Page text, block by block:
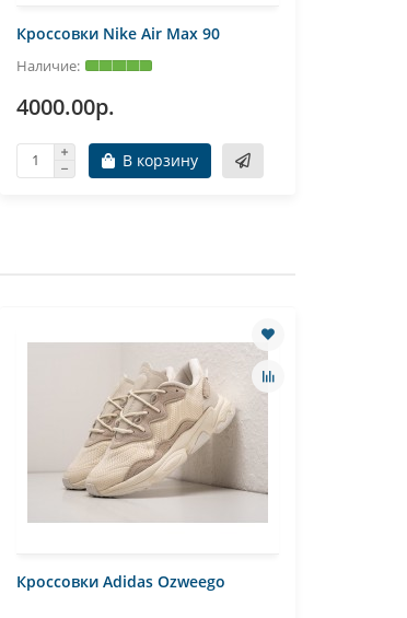
Кроссовки Nike Air Max 90
4000.00р.
В корзину
Кроссовки Adidas Ozweego